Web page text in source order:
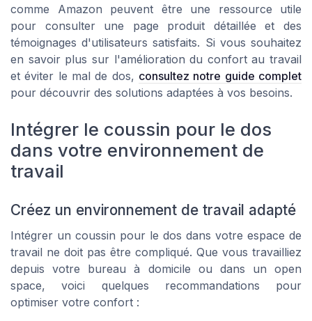
comme Amazon peuvent être une ressource utile
pour consulter une page produit détaillée et des
témoignages d'utilisateurs satisfaits. Si vous souhaitez
en savoir plus sur l'amélioration du confort au travail
et éviter le mal de dos, consultez notre guide complet
pour découvrir des solutions adaptées à vos besoins.
Intégrer le coussin pour le dos
dans votre environnement de
travail
Créez un environnement de travail adapté
Intégrer un coussin pour le dos dans votre espace de
travail ne doit pas être compliqué. Que vous travailliez
depuis votre bureau à domicile ou dans un open
space, voici quelques recommandations pour
optimiser votre confort :